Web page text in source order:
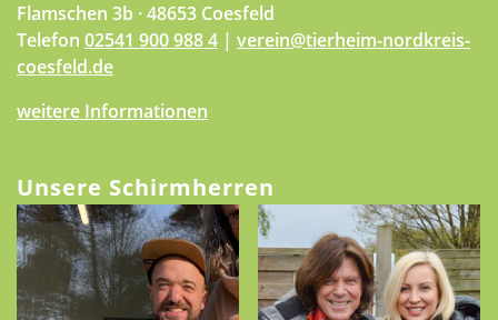
Flamschen 3b · 48653 Coesfeld
Telefon 02541 900 988 4 | verein@tierheim-nordkreis-
coesfeld.de
weitere Informationen
Unsere Schirmherren